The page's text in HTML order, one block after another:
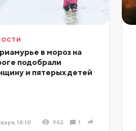
в мороз на
подобрали
и пятерых детей
18:10 942 1